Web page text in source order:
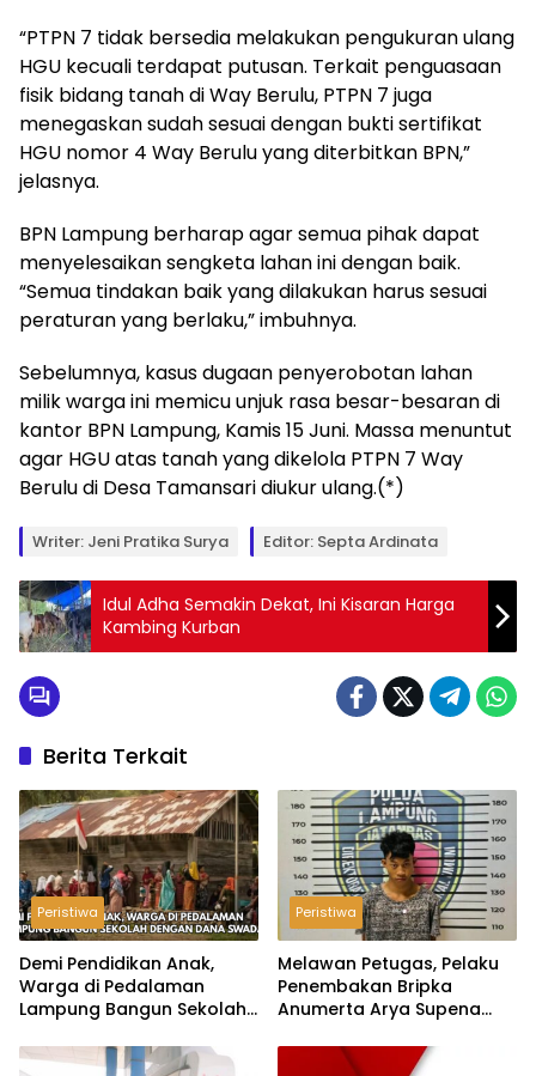
“PTPN 7 tidak bersedia melakukan pengukuran ulang
HGU kecuali terdapat putusan. Terkait penguasaan
fisik bidang tanah di Way Berulu, PTPN 7 juga
menegaskan sudah sesuai dengan bukti sertifikat
HGU nomor 4 Way Berulu yang diterbitkan BPN,”
jelasnya.
BPN Lampung berharap agar semua pihak dapat
menyelesaikan sengketa lahan ini dengan baik.
“Semua tindakan baik yang dilakukan harus sesuai
peraturan yang berlaku,” imbuhnya.
Sebelumnya, kasus dugaan penyerobotan lahan
milik warga ini memicu unjuk rasa besar-besaran di
kantor BPN Lampung, Kamis 15 Juni. Massa menuntut
agar HGU atas tanah yang dikelola PTPN 7 Way
Berulu di Desa Tamansari diukur ulang.(*)
Writer: Jeni Pratika Surya Editor: Septa Ardinata
Idul Adha Semakin Dekat, Ini Kisaran Harga
Kambing Kurban
Berita Terkait
Peristiwa
Demi Pendidikan Anak,
Warga di Pedalaman
Lampung Bangun Sekolah
Peristiwa
Melawan Petugas, Pelaku
Penembakan Bripka
Anumerta Arya Supena
Hantu